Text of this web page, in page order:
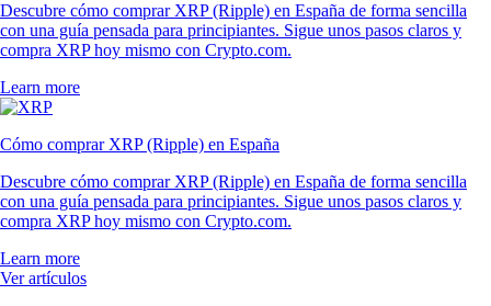
Descubre cómo comprar XRP (Ripple) en España de forma sencilla
con una guía pensada para principiantes. Sigue unos pasos claros y
compra XRP hoy mismo con Crypto.com.
Learn more
Cómo comprar XRP (Ripple) en España
Descubre cómo comprar XRP (Ripple) en España de forma sencilla
con una guía pensada para principiantes. Sigue unos pasos claros y
compra XRP hoy mismo con Crypto.com.
Learn more
Ver artículos